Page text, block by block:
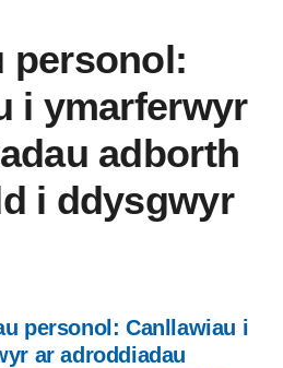
personol:
i ymarferwyr
adborth
i ddysgwyr
personol: Canllawiau i
ar adroddiadau